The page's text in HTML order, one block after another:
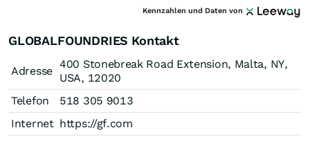
Kennzahlen und Daten von
GLOBALFOUNDRIES Kontakt
Adresse
400 Stonebreak Road Extension, Malta, NY,
USA, 12020
Telefon
518 305 9013
Internet https://gf.com